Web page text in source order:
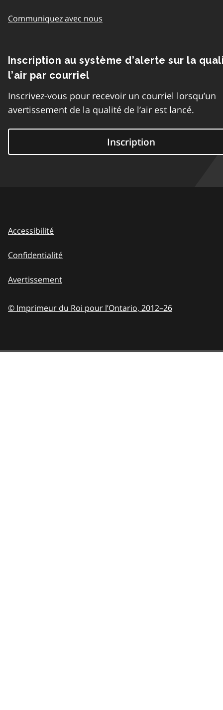
Communiquez avec nous
Inscription au système d’alerte sur la
l’air par courriel
Inscrivez-vous pour recevoir un courriel lorsqu’un
avertissement de la qualité de l’air est lancé.
Inscription
Accessibilité
Confidentialité
Avertissement
© Imprimeur du Roi pour l’Ontario, 2012–26